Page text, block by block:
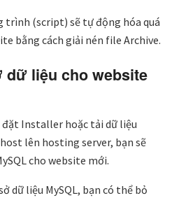
(script) sẽ tự động hóa quá
bằng cách giải nén file Archive.
dữ liệu cho website
đặt Installer hoặc tải dữ liệu
lên hosting server, bạn sẽ
cho website mới.
dữ liệu MySQL, bạn có thể bỏ